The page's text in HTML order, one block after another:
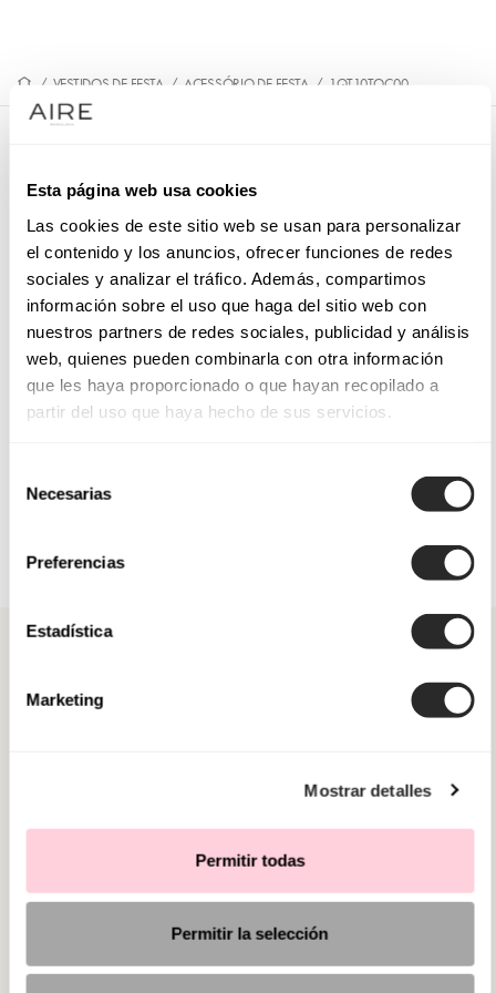
Esta página web usa cookies
Las cookies de este sitio web se usan para personalizar
el contenido y los anuncios, ofrecer funciones de redes
sociales y analizar el tráfico. Además, compartimos
información sobre el uso que haga del sitio web con
nuestros partners de redes sociales, publicidad y análisis
web, quienes pueden combinarla con otra información
que les haya proporcionado o que hayan recopilado a
partir del uso que haya hecho de sus servicios.
Necesarias
Preferencias
Estadística
Marketing
Mostrar detalles
Permitir todas
Permitir la selección
/ VESTIDOS DE FESTA / ACESSÓRIO DE FESTA / 1QT10TOC00
Casquete de cocktail feito em sinamay e rede. Com penas
decorativas.
SOLICITE UMA MARCAÇÃO
PRECISA DE AJUDA?
PONTOS DE VENDA